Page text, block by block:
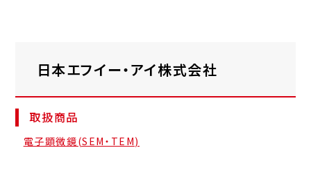
日本エフイー・アイ株式会社
取扱商品
電子顕微鏡(SEM・TEM)